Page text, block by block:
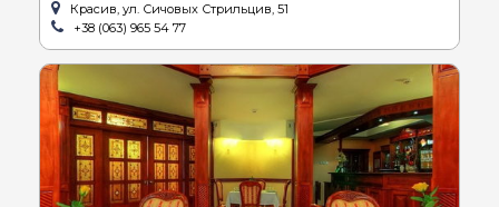
Красив, ул. Сичовых Стрильцив, 51
+38 (063) 965 54 77